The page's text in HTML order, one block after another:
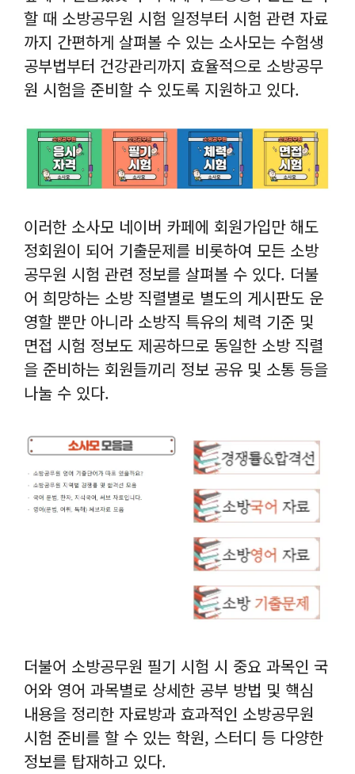
할 때 소방공무원 시험 일정부터 시험 관련 자료
까지 간편하게 살펴볼 수 있는 소사모는 수험생
공부법부터 건강관리까지 효율적으로 소방공무
원 시험을 준비할 수 있도록 지원하고 있다.
이러한 소사모 네이버 카페에 회원가입만 해도
정회원이 되어 기출문제를 비롯하여 모든 소방
공무원 시험 관련 정보를 살펴볼 수 있다. 더불
어 희망하는 소방 직렬별로 별도의 게시판도 운
영할 뿐만 아니라 소방직 특유의 체력 기준 및
면접 시험 정보도 제공하므로 동일한 소방 직렬
을 준비하는 회원들끼리 정보 공유 및 소통 등을
나눌 수 있다.
더불어 소방공무원 필기 시험 시 중요 과목인 국
어와 영어 과목별로 상세한 공부 방법 및 핵심
내용을 정리한 자료방과 효과적인 소방공무원
시험 준비를 할 수 있는 학원, 스터디 등 다양한
정보를 탑재하고 있다.